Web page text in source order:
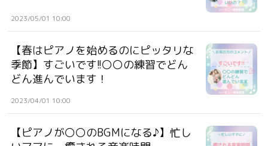
2023/05/01 10:00
【春はピアノを始めるのにピッタリな
季節】すごいです!!〇〇の練習でどん
どん進んでいます！
2023/04/01 10:00
【ピアノが〇〇のBGMになる♪】忙し